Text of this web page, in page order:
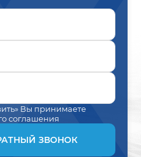
Вы принимаете
соглашения
ЗВОНОК